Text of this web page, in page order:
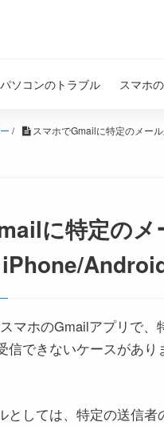
パソコンのトラブル スマホ
/ スマホでGmailに特定のメー
に特定の
マホのGmailアプリで、
信できないケースがあり
としては、特定の送信者